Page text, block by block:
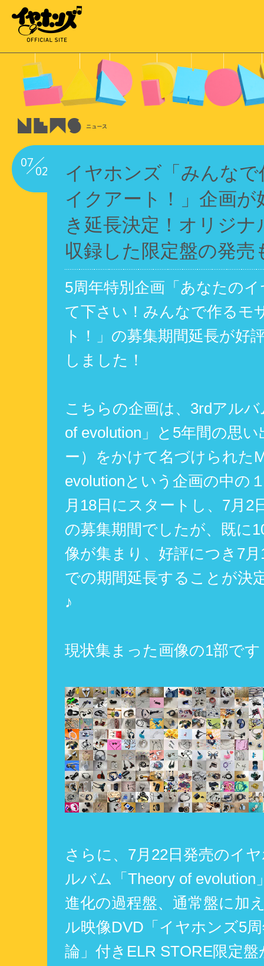
07
02
イヤホンズ「みんな
イクアート！」企画が
き延長決定！オリジナ
収録した限定盤の発売
5周年特別企画「あなたの
て下さい！みんなで作るモ
ト！」の募集期間延長が好
しました！
こちらの企画は、3rdアル
of evolution」と5年間の思
ー）をかけて名づけられた
evolutionという企画の中の
月18日にスタートし、7月2
の募集期間でしたが、既に
像が集まり、好評につき7月
での期間延長することが決
♪
現状集まった画像の1部です
さらに、7月22日発売のイ
ルバム「Theory of evolution
進化の過程盤、通常盤に加
ル映像DVD「イヤホンズ5
論」付きELR STORE限定